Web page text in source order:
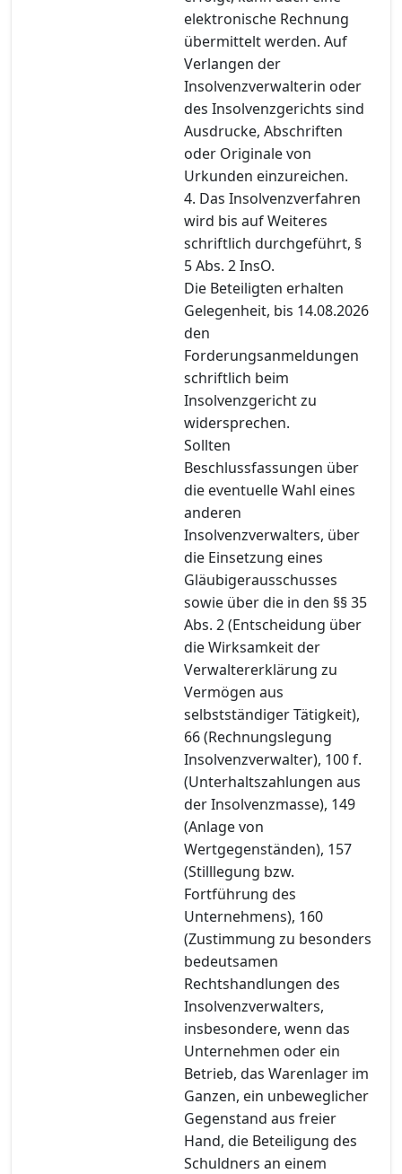
elektronische Rechnung
übermittelt werden. Auf
Verlangen der
Insolvenzverwalterin oder
des Insolvenzgerichts sind
Ausdrucke, Abschriften
oder Originale von
Urkunden einzureichen.
4. Das Insolvenzverfahren
wird bis auf Weiteres
schriftlich durchgeführt, §
5 Abs. 2 InsO.
Die Beteiligten erhalten
Gelegenheit, bis 14.08.2026
den
Forderungsanmeldungen
schriftlich beim
Insolvenzgericht zu
widersprechen.
Sollten
Beschlussfassungen über
die eventuelle Wahl eines
anderen
Insolvenzverwalters, über
die Einsetzung eines
Gläubigerausschusses
sowie über die in den §§ 35
Abs. 2 (Entscheidung über
die Wirksamkeit der
Verwaltererklärung zu
Vermögen aus
selbstständiger Tätigkeit),
66 (Rechnungslegung
Insolvenzverwalter), 100 f.
(Unterhaltszahlungen aus
der Insolvenzmasse), 149
(Anlage von
Wertgegenständen), 157
(Stilllegung bzw.
Fortführung des
Unternehmens), 160
(Zustimmung zu besonders
bedeutsamen
Rechtshandlungen des
Insolvenzverwalters,
insbesondere, wenn das
Unternehmen oder ein
Betrieb, das Warenlager im
Ganzen, ein unbeweglicher
Gegenstand aus freier
Hand, die Beteiligung des
Schuldners an einem